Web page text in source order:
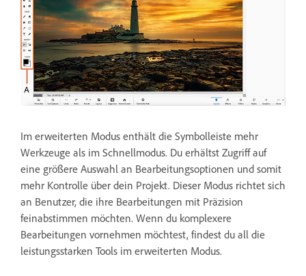
Im erweiterten Modus enthält die Symbolleiste mehr
Werkzeuge als im Schnellmodus. Du erhältst Zugriff auf
eine größere Auswahl an Bearbeitungsoptionen und somit
mehr Kontrolle über dein Projekt. Dieser Modus richtet sich
an Benutzer, die ihre Bearbeitungen mit Präzision
feinabstimmen möchten. Wenn du komplexere
Bearbeitungen vornehmen möchtest, findest du all die
leistungsstarken Tools im erweiterten Modus.